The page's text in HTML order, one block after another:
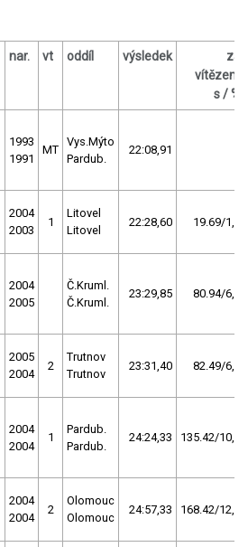
nar. vt oddíl výsledek
za
vítězem
s / %
1993
1991
MT
Vys.Mýto
Pardub.
22:08,91
2004
2003
1
Litovel
Litovel
22:28,60 19.69/1,5
2004
2005
Č.Kruml.
Č.Kruml.
23:29,85 80.94/6,1
2005
2004
2
Trutnov
Trutnov
23:31,40 82.49/6,2
2004
2004
1
Pardub.
Pardub.
24:24,33 135.42/10,2
2004
2004
2
Olomouc
Olomouc
24:57,33 168.42/12,7